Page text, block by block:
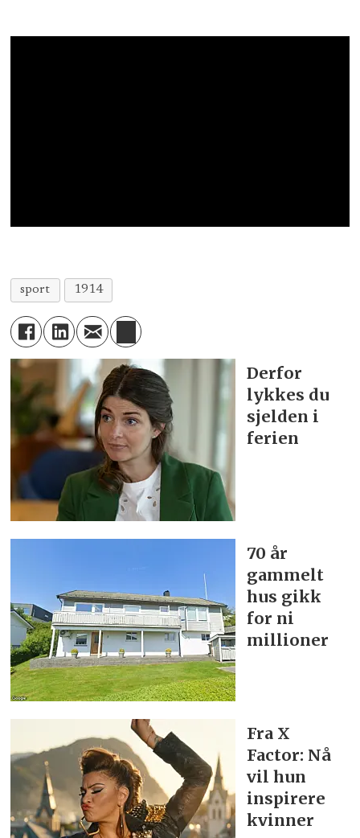
sport 1914
Derfor
lykkes du
sjelden i
ferien
70 år
gammelt
hus gikk
for ni
millioner
Fra X
Factor: Nå
vil hun
inspirere
kvinner